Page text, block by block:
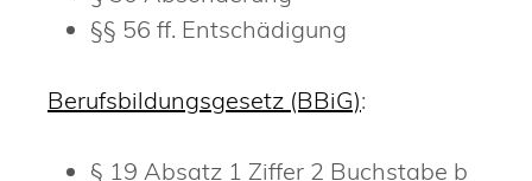
§§ 56 ff. Entschädigung
Berufsbildungsgesetz (BBiG):
§ 19 Absatz 1 Ziffer 2 Buchstabe b